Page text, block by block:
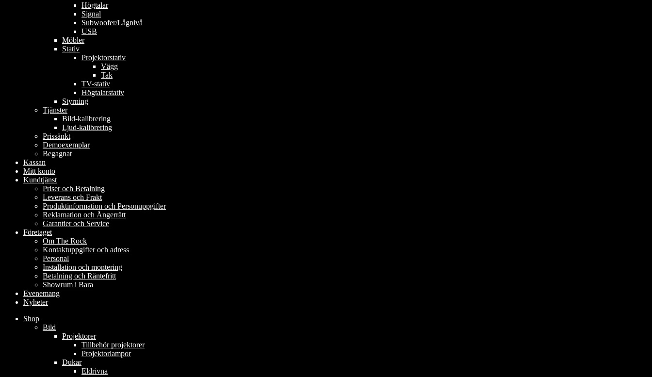
Högtalar
Signal
Subwoofer/Lågnivå
USB
Möbler
Stativ
Projektorstativ
Vägg
Tak
TV-stativ
Högtalarstativ
Styrning
Tjänster
Bild-kalibrering
Ljud-kalibrering
Prissänkt
Demoexemplar
Begagnat
Kassan
Mitt konto
Kundtjänst
Priser och Betalning
Leverans och Frakt
Produktinformation och Personuppgifter
Reklamation och Ångerrätt
Garantier och Service
Företaget
Om The Rock
Kontaktuppgifter och adress
Personal
Installation och montering
Betalning och Räntefritt
Showrum i Bara
Evenemang
Nyheter
Shop
Bild
Projektorer
Tillbehör projektorer
Projektorlampor
Dukar
Eldrivna